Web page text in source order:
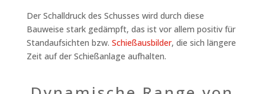
Der Schalldruck des Schusses wird durch diese
Bauweise stark gedämpft, das ist vor allem positiv für
Standaufsichten bzw. Schießausbilder, die sich längere
Zeit auf der Schießanlage aufhalten.